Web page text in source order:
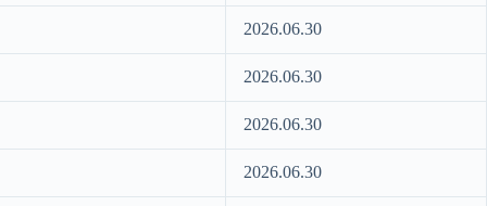
2026.06.30
2026.06.30
2026.06.30
2026.06.30